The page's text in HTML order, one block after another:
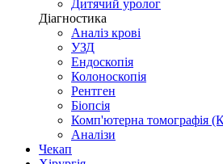
Дитячий уролог
Діагностика
Аналіз крові
УЗД
Ендоскопія
Колоноскопія
Рентген
Біопсія
Комп'ютерна томографія
Аналізи
Чекап